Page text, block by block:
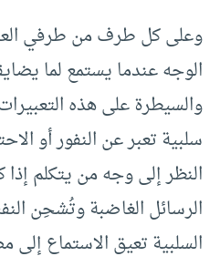
وعلى كل طرف من طرفي
الوجه عندما يستمع لما
والسيطرة على هذه
سلبية تعبر عن النفور أو
النظر إلى وجه من يتكلم
الرسائل الغاضبة وتُشحِن
السلبية تعيق الاستماع